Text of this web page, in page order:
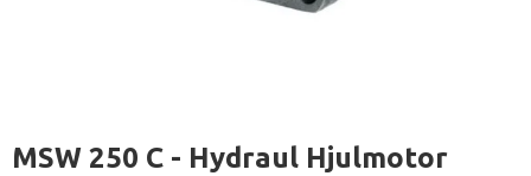
MSW 250 C - Hydraul Hjulmotor